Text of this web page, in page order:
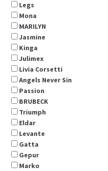
Legs
Мona
MARILYN
Jasmine
Kinga
Julimex
Livia Corsetti
Angels Never Sin
Passion
BRUBECK
Triumph
Eldar
Levante
Gatta
Gepur
Marko